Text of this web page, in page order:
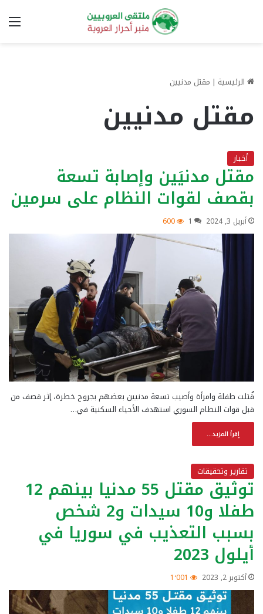
الرئيسية | مقتل مدنيين
مقتل مدنيين
أخبار
مقتل مدنيَين وإصابة تسعة
بقصف لقوات النظام على سرمين
أبريل 3, 2024 1
600
قُتلت طفلة وامرأة وأصيب تسعة مدنيين بعضهم بجروح خطرة، إثر قصف من
قبل قوات النظام السوري استهدف الأحياء السكنية في…
إقرأ المزيد...
تقارير وتحقيقات
توثيق مقتل 55 مدنيا بينهم 12
طفلا و10 سيدات و2 شخص
بسبب التعذيب في سوريا في
أيلول 2023
أكتوبر 2, 2023 1٬001